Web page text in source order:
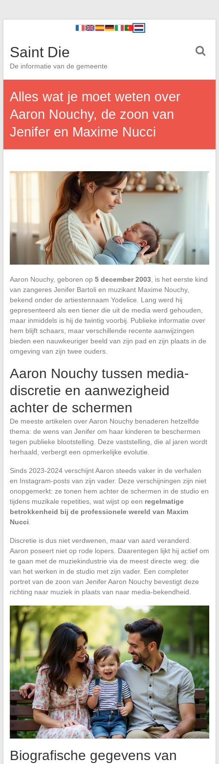
Saint Die
De informatie van de gemeente
Alles wat je moet weten over
Aaron Nouchy, de zoon van
Jenifer en Maxime Nucci
Aaron Nouchy, geboren op 5 december 2003, is het eerste kind
van zangeres Jenifer Bartoli en muzikant Maxime Nouchy,
bekend onder de artiestennaam Yodelice. Lang werd hij
gepresenteerd als een tiener die uit de media werd gehouden,
maar inmiddels is hij de twintig voorbij. Publieke informatie over
hem blijft schaars, maar verschillende recente aanwijzingen
bieden een nauwkeuriger beeld van zijn pad en zijn plaats in de
omgeving van zijn twee ouders.
Aaron Nouchy tussen media-
discretie en aanwezigheid
achter de schermen
De meeste artikelen over Aaron Nouchy benaderen hetzelfde
thema: de wens van Jenifer om haar kinderen te beschermen
tegen publieke blootstelling. Deze vaststelling, die al jaren wordt
herhaald, verbergt een opmerkelijke evolutie.
Sinds 2023-2024 verschijnt Aaron steeds vaker in de verhalen
en Instagram-posts van zijn vader. Deze verschijningen zijn niet
onopgemerkt: ze tonen hem achter de schermen in de studio en
tijdens muzikale repetities, wat wijst op een regelmatige
betrokkenheid bij de professionele wereld van Maxim
Nucci
Discretie is dus niet verdwenen, maar van aard veranderd.
Aaron poseert niet op rode lopers. Daarentegen lijkt hij actief om
te gaan met de muziekindustrie via de meest directe weg: die
van het werken in de studio met zijn vader. Een completer
portret van de zoon van Jenifer Aaron Nouchy bevestigt deze
richting naar muziek in plaats van naar media-bekendheid.
Biografische gegevens van